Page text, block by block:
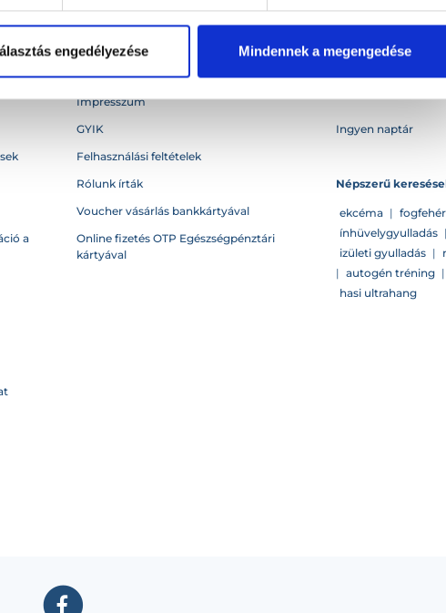
engedélyezése Mindennek a megengedése
a
Partner ÁSZF
Partner GTC (English)
Impresszum
GYIK
Felhasználási feltételek
Rólunk írták
Voucher vásárlás bankkártyával
Online fizetés OTP Egészségpénztári
kártyával
Médiaajánlat
Átláthatósági
Ingyen naptár
Népszerű
ekcéma |
ínhüvelygyulladás |
izületi gyulladás |
| autogén tréning |
hasi ultrahang